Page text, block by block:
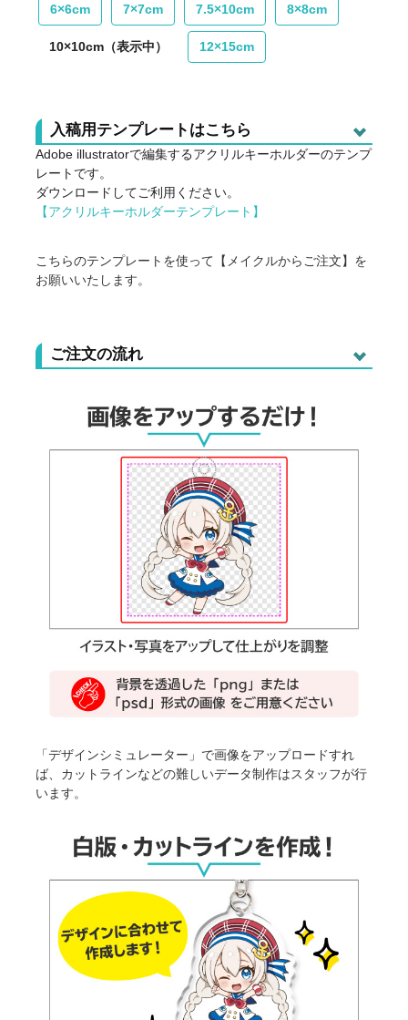
6×6cm 7×7cm 7.5×10cm 8×8cm
10×10cm（表示中） 12×15cm
入稿用テンプレートはこちら
Adobe illustratorで編集するアクリルキーホルダーのテンプ
レートです。
ダウンロードしてご利用ください。
【アクリルキーホルダーテンプレート】
こちらのテンプレートを使って【メイクルからご注文】を
お願いいたします。
ご注文の流れ
「デザインシミュレーター」で画像をアップロードすれ
ば、カットラインなどの難しいデータ制作はスタッフが行
います。